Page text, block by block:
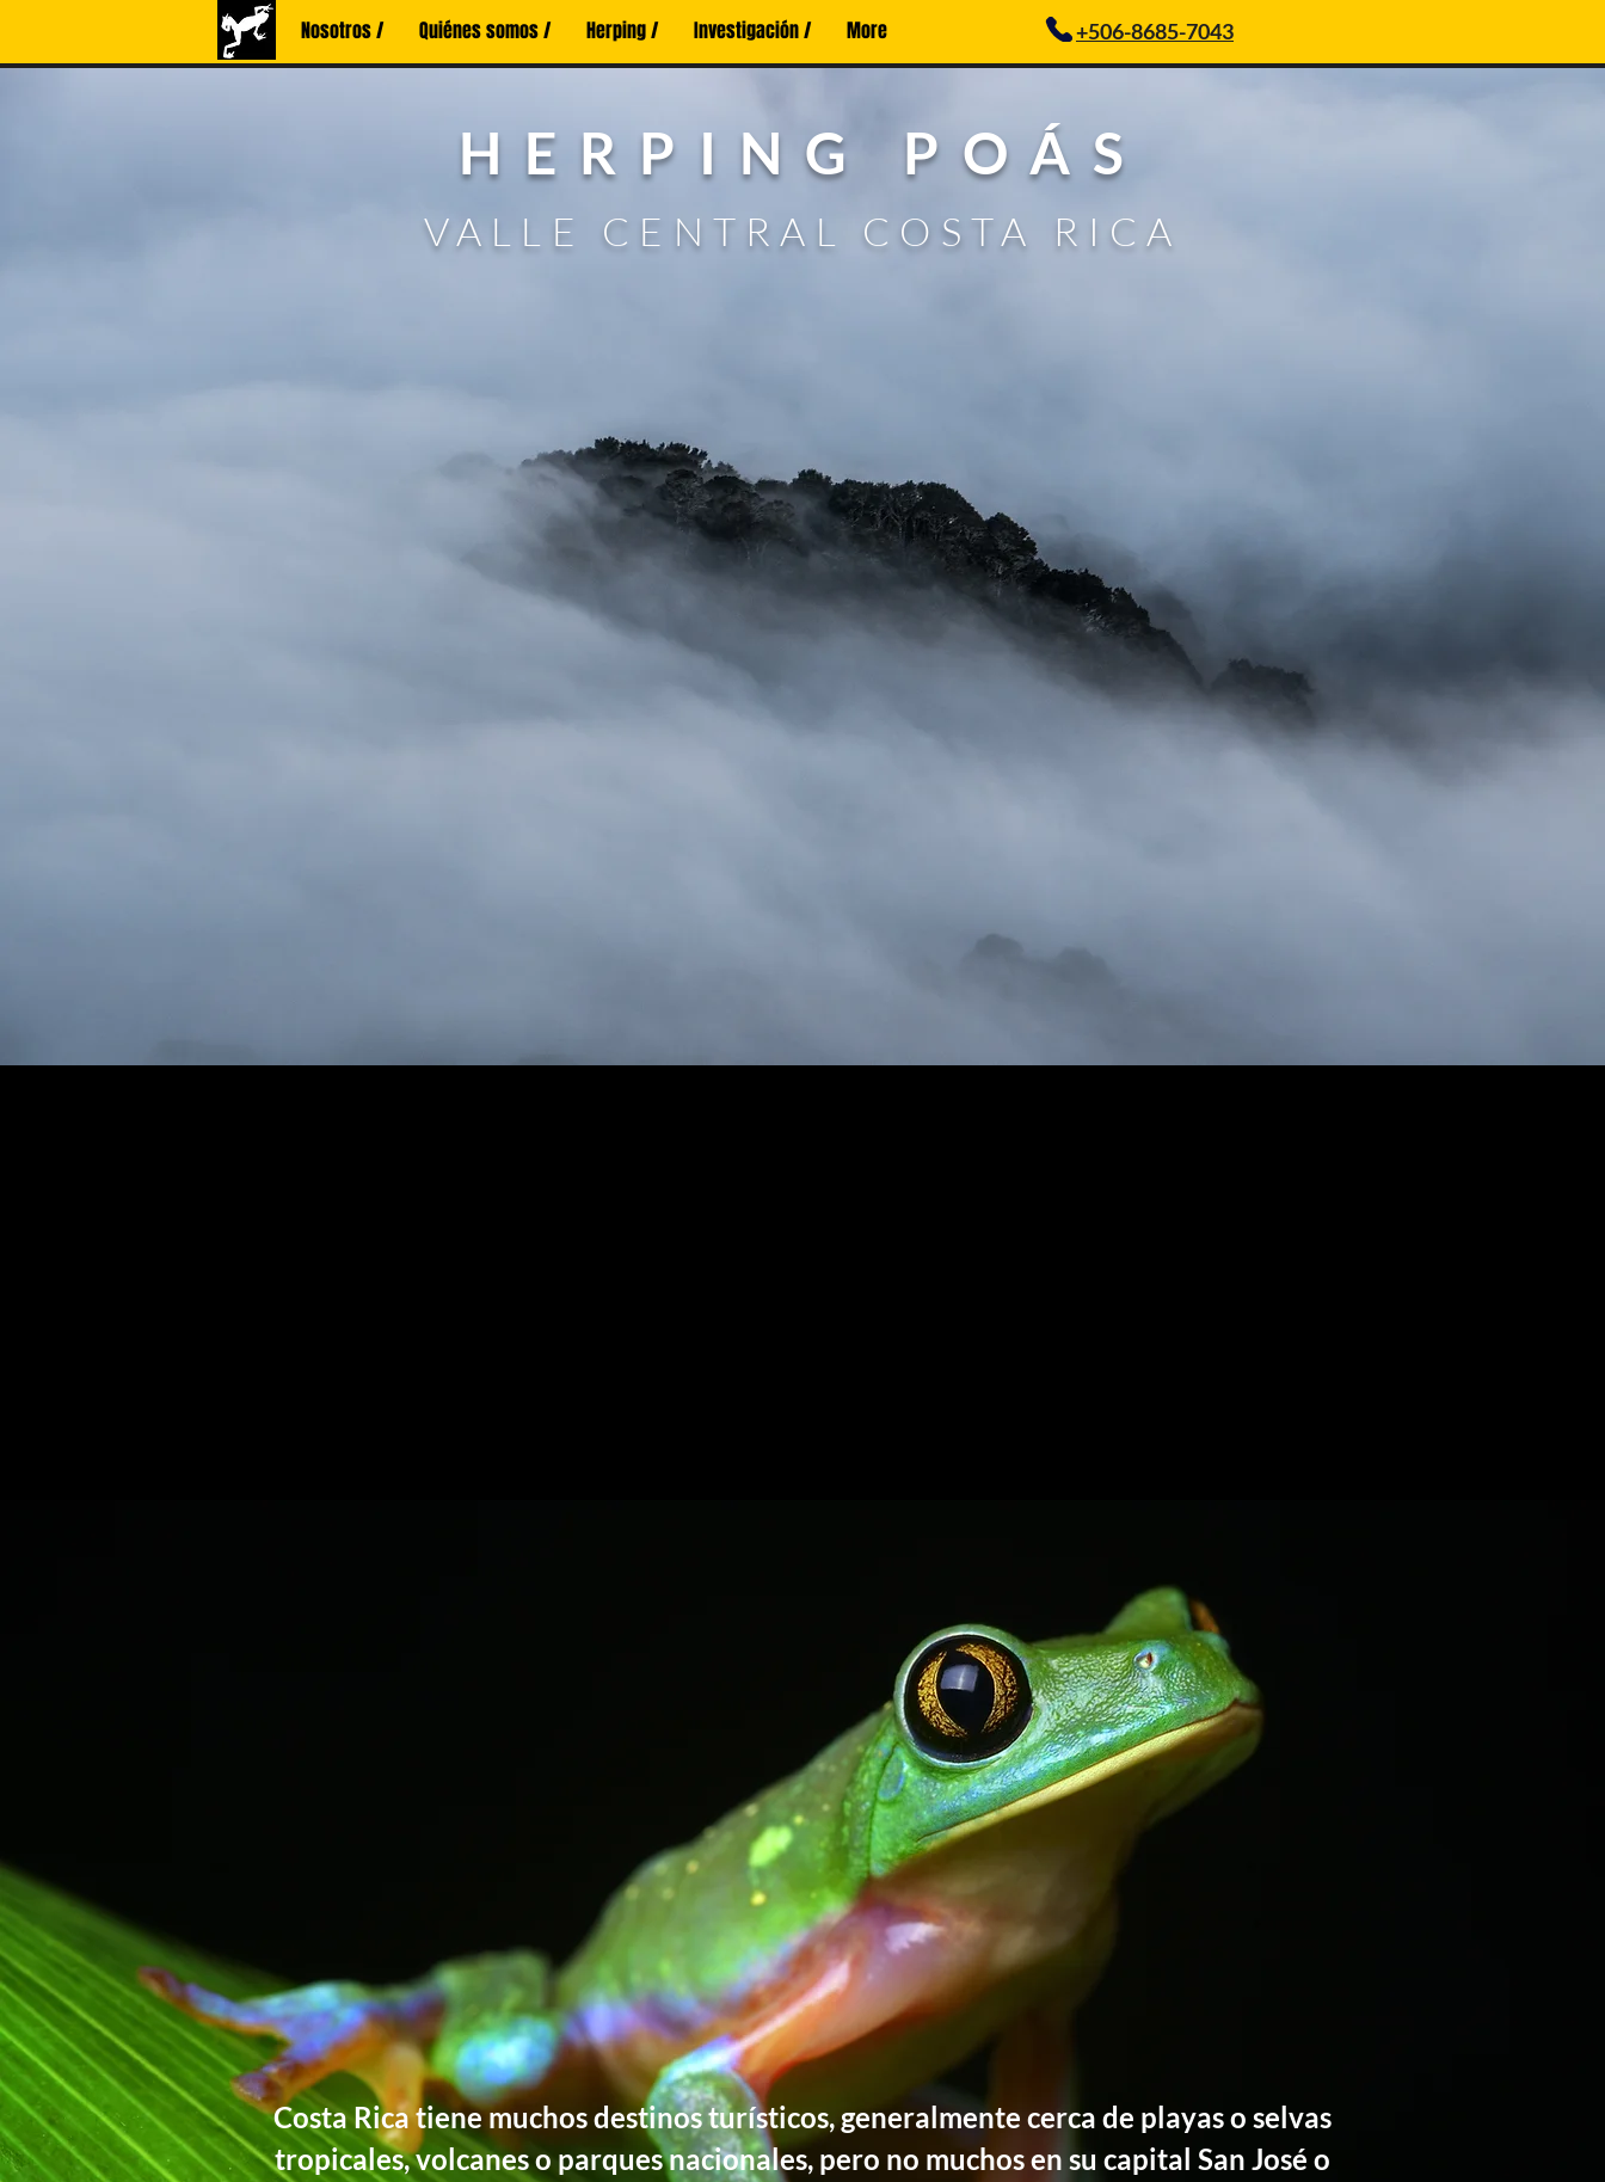
Nosotros / Quiénes somos / Herping / Investigación / More +506-8685-7043
HERPING POÁS
VALLE CENTRAL COSTA RICA
Costa Rica tiene muchos destinos turísticos, generalmente cerca de playas o selvas
tropicales, volcanes o parques nacionales, pero no muchos en su capital San José o